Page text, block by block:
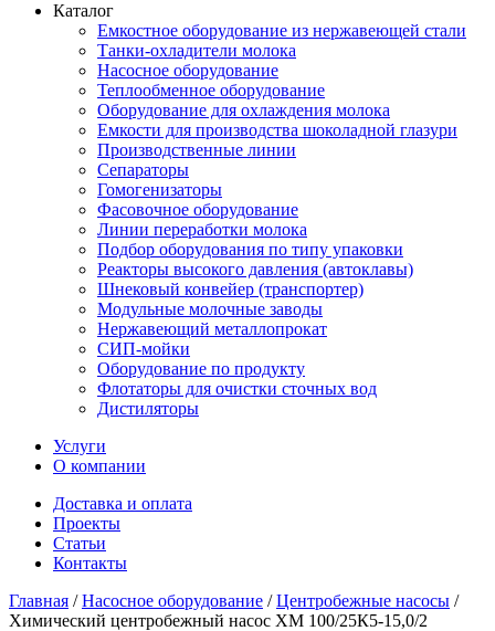
Каталог
Емкостное оборудование из нержавеющей стали
Танки-охладители молока
Насосное оборудование
Теплообменное оборудование
Оборудование для охлаждения молока
Емкости для производства шоколадной глазури
Производственные линии
Сепараторы
Гомогенизаторы
Фасовочное оборудование
Линии переработки молока
Подбор оборудования по типу упаковки
Реакторы высокого давления (автоклавы)
Шнековый конвейер (транспортер)
Модульные молочные заводы
Нержавеющий металлопрокат
СИП-мойки
Оборудование по продукту
Флотаторы для очистки сточных вод
Дистиляторы
Услуги
О компании
Доставка и оплата
Проекты
Статьи
Контакты
Главная /Насосное оборудование /Центробежные насосы /
Химический центробежный насос ХМ 100/25К5-15,0/2